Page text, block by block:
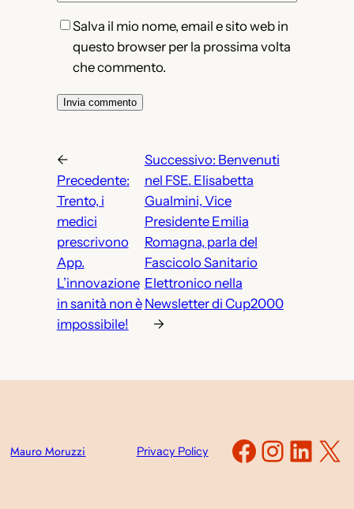
Salva il mio nome, email e sito web in
questo browser per la prossima volta
che commento.
←
Precedente:
Trento, i
medici
prescrivono
App.
L’innovazione
in sanità non è
impossibile!
Successivo: Benvenuti
nel FSE. Elisabetta
Gualmini, Vice
Presidente Emilia
Romagna, parla del
Fascicolo Sanitario
Elettronico nella
Newsletter di Cup2000
→
Mauro Moruzzi Privacy Policy X